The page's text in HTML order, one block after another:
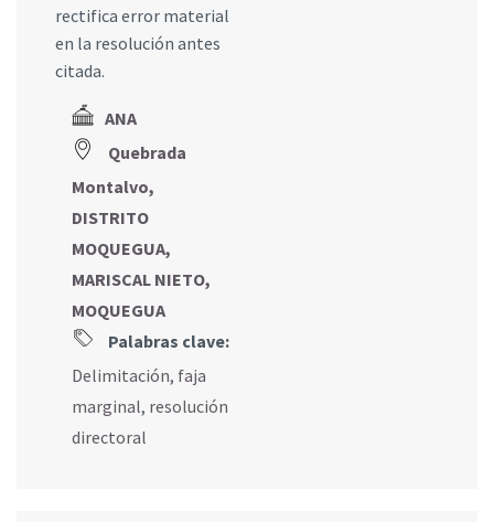
rectifica error material
en la resolución antes
citada.
ANA
Quebrada
Montalvo,
DISTRITO
MOQUEGUA,
MARISCAL NIETO,
MOQUEGUA
Palabras clave:
Delimitación, faja
marginal, resolución
directoral